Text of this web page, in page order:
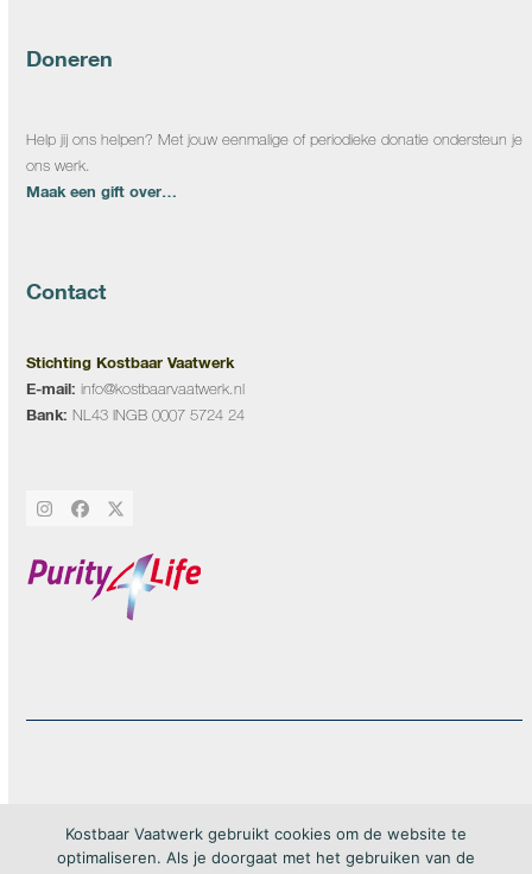
Doneren
Help jij ons helpen? Met jouw eenmalige of periodieke donatie ondersteun je
ons werk.
Maak een gift over…
Contact
Stichting Kostbaar Vaatwerk
E-mail: info@kostbaarvaatwerk.nl
Bank: NL43 INGB 0007 5724 24
Instagram
Facebook
Twitter
Copyright by Kostbaar Vaatwerk 2026 – webdesign by 20Forma
reserved
Kostbaar Vaatwerk gebruikt cookies om de website te
optimaliseren. Als je doorgaat met het gebruiken van de